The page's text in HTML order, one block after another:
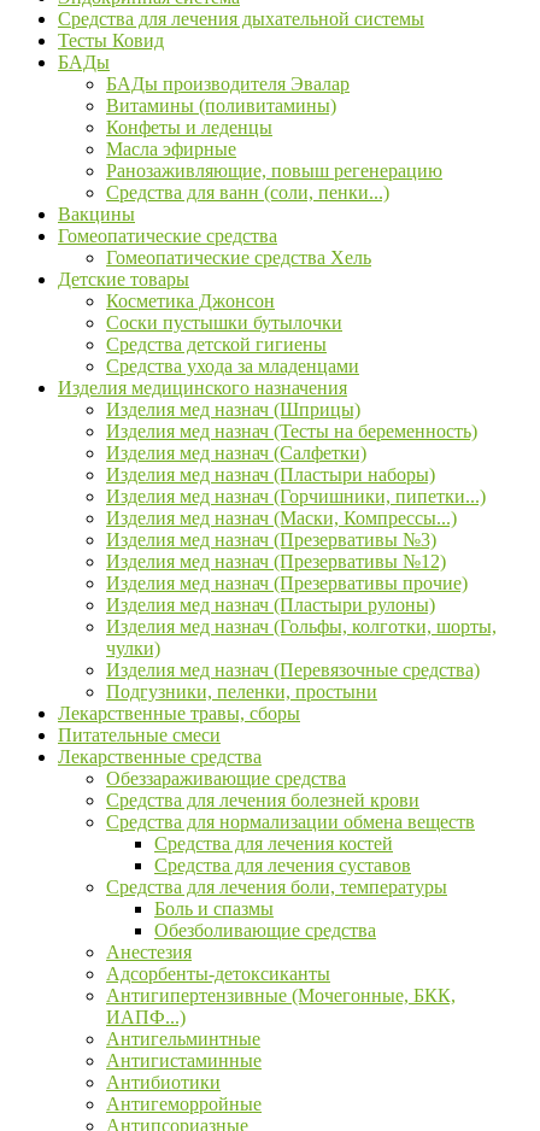
Средства для лечения дыхательной системы
Тесты Ковид
БАДы
БАДы производителя Эвалар
Витамины (поливитамины)
Конфеты и леденцы
Масла эфирные
Ранозаживляющие, повыш регенерацию
Средства для ванн (соли, пенки...)
Вакцины
Гомеопатические средства
Гомеопатические средства Хель
Детские товары
Косметика Джонсон
Соски пустышки бутылочки
Средства детской гигиены
Средства ухода за младенцами
Изделия медицинского назначения
Изделия мед назнач (Шприцы)
Изделия мед назнач (Тесты на беременность)
Изделия мед назнач (Салфетки)
Изделия мед назнач (Пластыри наборы)
Изделия мед назнач (Горчишники, пипетки...)
Изделия мед назнач (Маски, Компрессы...)
Изделия мед назнач (Презервативы №3)
Изделия мед назнач (Презервативы №12)
Изделия мед назнач (Презервативы прочие)
Изделия мед назнач (Пластыри рулоны)
Изделия мед назнач (Гольфы, колготки, шорты,
чулки)
Изделия мед назнач (Перевязочные средства)
Подгузники, пеленки, простыни
Лекарственные травы, сборы
Питательные смеси
Лекарственные средства
Обеззараживающие средства
Средства для лечения болезней крови
Средства для нормализации обмена веществ
Средства для лечения костей
Средства для лечения суставов
Средства для лечения боли, температуры
Боль и спазмы
Обезболивающие средства
Анестезия
Адсорбенты-детоксиканты
Антигипертензивные (Мочегонные, БКК,
ИАПФ...)
Антигельминтные
Антигистаминные
Антибиотики
Антигеморройные
Антипсориазные